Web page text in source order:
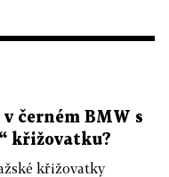
černém BMW s
křižovatku?
křižovatky